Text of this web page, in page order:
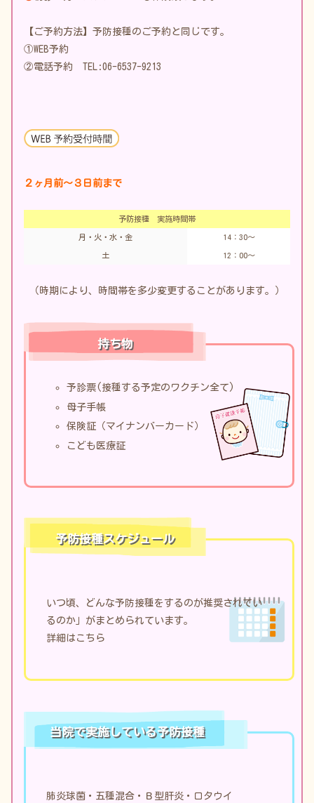
【ご予約方法】予防接種のご予約と同じです。
①WEB予約
②電話予約 TEL:06-6537-9213
２ヶ月前〜３日前まで
予防接種 実施時間帯
月・火・水・金 14：30～
土 12：00～
（時期により、時間帯を多少変更することがあります。）
持ち物
予診票(接種する予定のワクチン全て)
母子手帳
保険証（マイナンバーカード）
こども医療証
予防接種スケジュール
いつ頃、どんな予防接種をするのが推奨されてい
るのか」がまとめられています。
詳細は こちら
当院で実施している予防接種
肺炎球菌・五種混合・Ｂ型肝炎・ロタウイ